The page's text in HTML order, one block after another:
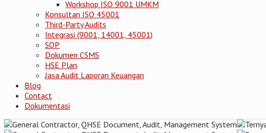
Workshop ISO 9001 UMKM
Konsultan ISO 45001
Third-Party Audits
Integrasi (9001, 14001, 45001)
SOP
Dokumen CSMS
HSE Plan
Jasa Audit Laporan Keuangan
Blog
Contact
Dokumentasi